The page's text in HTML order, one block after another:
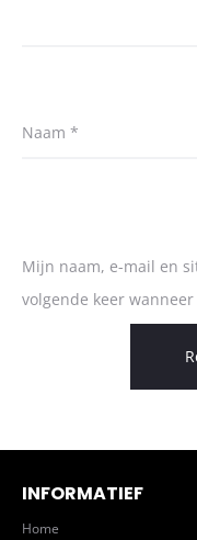
Naam *
Mijn naam, e-mail en
volgende keer
INFORMATIEF
Home